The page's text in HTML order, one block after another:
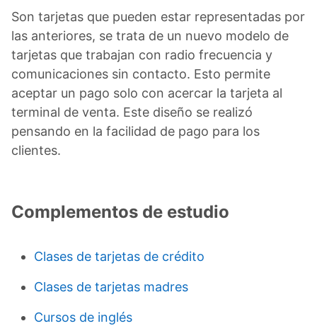
Son tarjetas que pueden estar representadas por
las anteriores, se trata de un nuevo modelo de
tarjetas que trabajan con radio frecuencia y
comunicaciones sin contacto. Esto permite
aceptar un pago solo con acercar la tarjeta al
terminal de venta. Este diseño se realizó
pensando en la facilidad de pago para los
clientes.
Complementos de estudio
Clases de tarjetas de crédito
Clases de tarjetas madres
Cursos de inglés